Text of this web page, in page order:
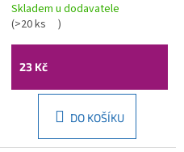
Skladem u dodavatele
(>20 ks )
23 Kč
DO KOŠÍKU